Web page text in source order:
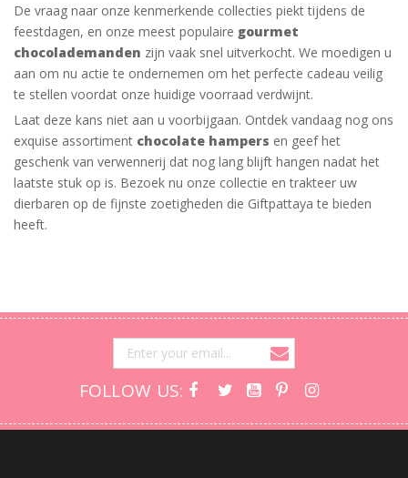
De vraag naar onze kenmerkende collecties piekt tijdens de
feestdagen, en onze meest populaire gourmet
chocolademanden zijn vaak snel uitverkocht. We moedigen u
aan om nu actie te ondernemen om het perfecte cadeau veilig
te stellen voordat onze huidige voorraad verdwijnt.
Laat deze kans niet aan u voorbijgaan. Ontdek vandaag nog ons
exquise assortiment chocolate hampers en geef het
geschenk van verwennerij dat nog lang blijft hangen nadat het
laatste stuk op is. Bezoek nu onze collectie en trakteer uw
dierbaren op de fijnste zoetigheden die Giftpattaya te bieden
heeft.
FOLLOW US: